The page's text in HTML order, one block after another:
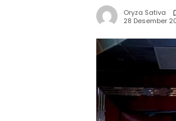
Oryza Sativa
28 Desember